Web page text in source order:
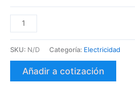
SKU: N/D Categoría: Electricidad
Añadir a cotización